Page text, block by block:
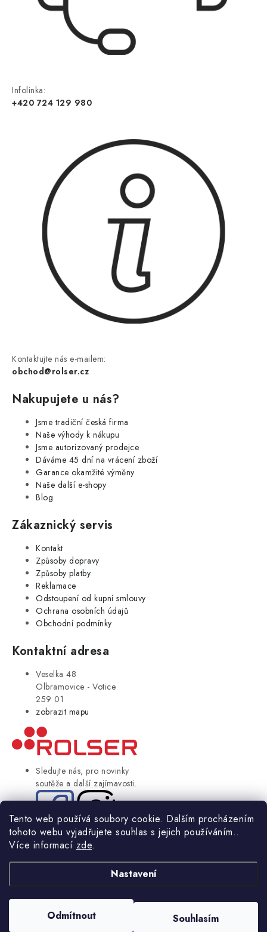
Tento web používá soubory cookie. Dalším procházením
tohoto webu vyjadřujete souhlas s jejich používáním..
Více informací zde.
Nastavení
Odmítnout Souhlasím
Infolinka:
+420 724 129 980
Kontaktujte nás e-mailem:
obchod@rolser.cz
Nakupujete u nás?
Jsme tradiční česká firma
Naše výhody k nákupu
Jsme autorizovaný prodejce
Dáváme 45 dní na vrácení zboží
Garance okamžité výměny
Naše další e-shopy
Blog
Zákaznický servis
Kontakt
Způsoby dopravy
Způsoby platby
Reklamace
Odstoupení od kupní smlouvy
Ochrana osobních údajů
Obchodní podmínky
Kontaktní adresa
Veselka 48
Olbramovice - Votice
259 01
zobrazit mapu
Sledujte nás, pro novinky
soutěže a další zajímavosti.
© Copyright 2004-2024 Rolser.cz | webdesign
ČESKÁ REPUBLIKA
Zároveň je povinen zaevidovat přijatou tržbu u správce daně online; v